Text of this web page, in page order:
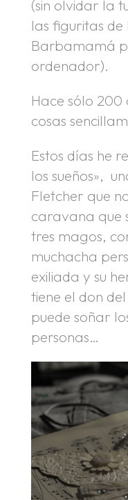
(sin olvidar la
las figuritas
Barbamamá
ordenador).
Hace sólo 200
cosas
Estos días he
los sueños»,
Fletcher que
caravana que
tres magos,
muchacha
exiliada y su
tiene el don
puede soñar
personas…